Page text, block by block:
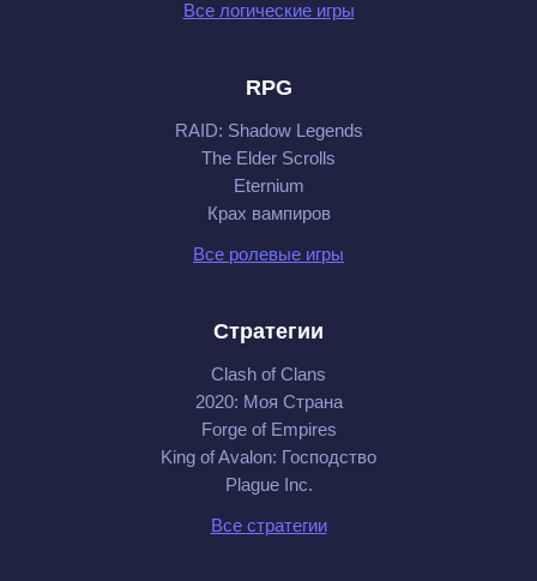
Все логические игры
RPG
RAID: Shadow Legends
The Elder Scrolls
Eternium
Крах вампиров
Все ролевые игры
Стратегии
Clash of Clans
2020: Моя Cтрана
Forge of Empires
King of Avalon: Господство
Plague Inc.
Все стратегии